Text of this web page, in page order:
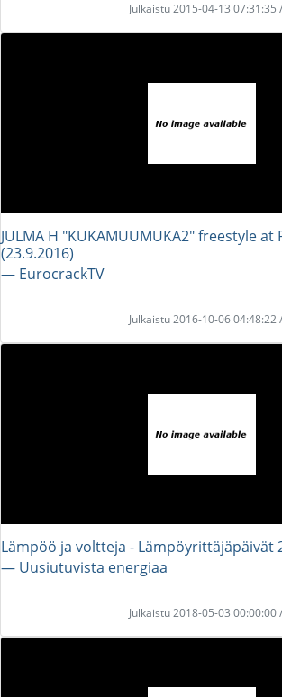
Julkaistu 2015-04-13
JULMA H "KUKAMUUMUKA2" freestyle at
(23.9.2016)
― EurocrackTV
Julkaistu 2016-10-06
Lämpöö ja voltteja - Lämpöyrittäjäpäivät
― Uusiutuvista energiaa
Julkaistu 2018-05-03